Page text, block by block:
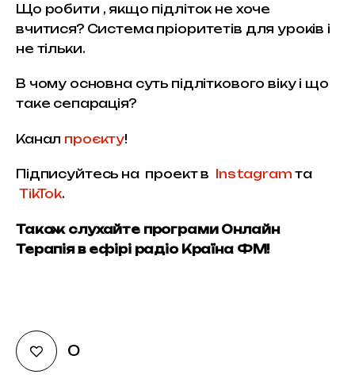
Що робити , якщо підліток не хоче
вчитися? Система пріоритетів для уроків і
не тільки.
В чому основна суть підліткового віку і що
таке сепарація?
Канал проєкту!
Підписуйтесь на  проект в Instagram та
TikTok.
Також слухайте програми Онлайн
Терапія в ефірі радіо Країна ФМ!
0